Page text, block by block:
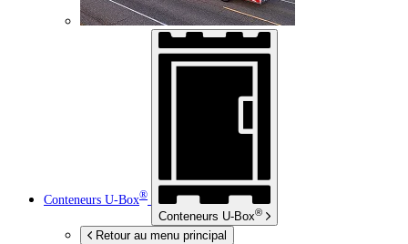
Conteneurs U-Box®
Conteneurs U-Box®
Retour au menu principal